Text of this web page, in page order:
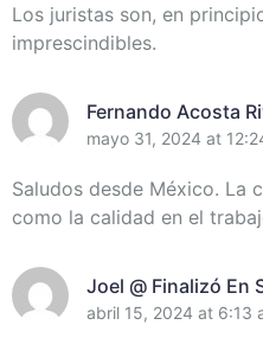
Los juristas son, en
imprescindibles.
Fernando Acosta Riveros @
Incrementar El
mayo 31, 2024 at
Saludos desde México. La
como la calidad en el
Joel @ Finalizó En Santiago De Cuba Encuentro
De Miembros Del
abril 15, 2024 at 6:13